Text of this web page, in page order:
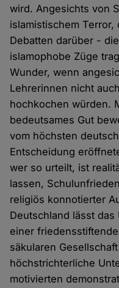
wird. Angesichts von
islamistischem
Debatten darüber -
islamophobe Züge
Wunder, wenn
Lehrerinnen nicht
hochkochen würden.
bedeutsames Gut
vom höchsten
Entscheidung
wer so urteilt, ist
lassen,
religiös konnotierter
Deutschland lässt
einer
säkularen
höchstrichterliche
motivierten